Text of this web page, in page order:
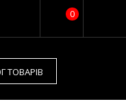
0
ТОВАРІВ